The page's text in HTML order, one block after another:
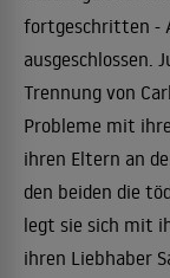
fortgeschritten -
ausgeschlossen.
Trennung von
Probleme mit
ihren Eltern an
den beiden die
legt sie sich mit
ihren Liebhaber